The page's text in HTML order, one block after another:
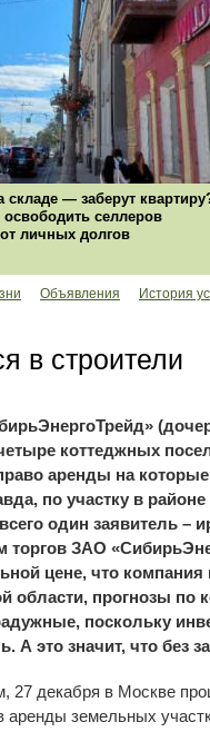
складе — заберут
селлеров
личных долгов
Объявления История
в строители
коттеджных
аренды на
по участку в
один заявитель –
торгов ЗАО
цене, что
области, прогнозы по
поскольку
А это значит, что без
27 декабря в Москве
аренды земельных